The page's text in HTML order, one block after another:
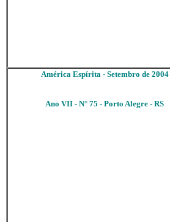
América Espírita - Setembro de 2004
Ano VII - N° 75 - Porto Alegre - RS